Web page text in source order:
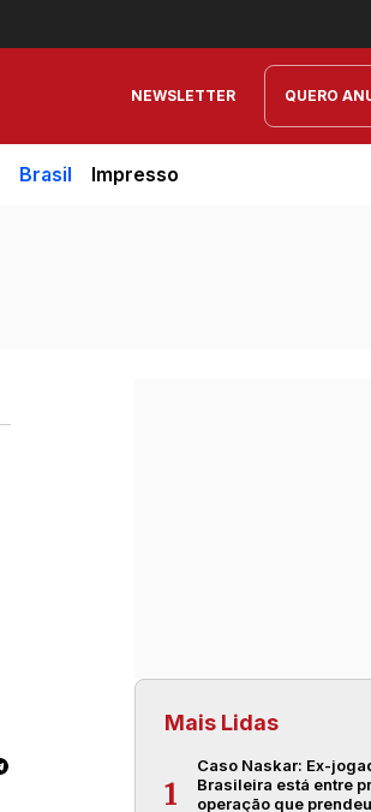
NEWSLETTER QUERO
Brasil Impresso
Mais Lidas
1
Caso Naskar: Ex-
Brasileira está entre
operação que